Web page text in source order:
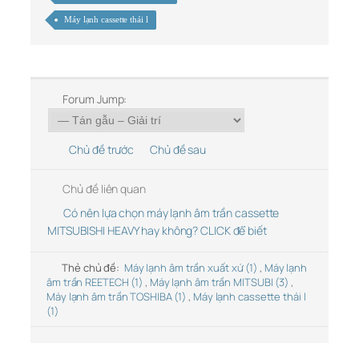
Máy lạnh cassette thái l
Forum Jump:
Chủ đề trước Chủ đề sau
Chủ đề liên quan
Có nên lựa chọn máy lạnh âm trần cassette
MITSUBISHI HEAVY hay không? CLICK để biết
Thẻ chủ đề: Máy lạnh âm trần xuất xứ (1) , Máy lạnh
âm trần REETECH (1), Máy lạnh âm trần MITSUBI (3) ,
Máy lạnh âm trần TOSHIBA (1), Máy lạnh cassette thái l
(1)